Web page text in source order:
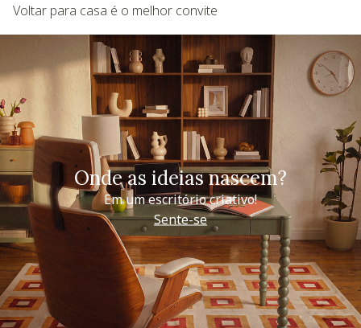
Voltar para casa é o melhor convite
Onde as ideias nascem?
Em um escritório criativo!
Sente-se